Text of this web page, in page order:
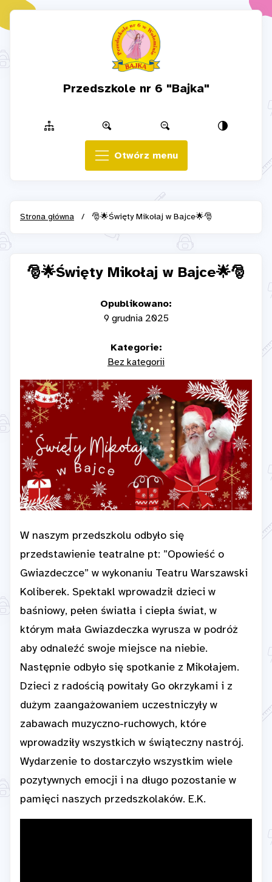
Przedszkole nr 6 "Bajka"
Otwórz menu
Strona główna / 🎅🌟Święty Mikołaj w Bajce🌟🎅
🎅🌟Święty Mikołaj w Bajce🌟🎅
Opublikowano:
9 grudnia 2025
Kategorie:
Bez kategorii
W naszym przedszkolu odbyło się
przedstawienie teatralne pt: ”Opowieść o
Gwiazdeczce” w wykonaniu Teatru Warszawski
Koliberek. Spektakl wprowadził dzieci w
baśniowy, pełen światła i ciepła świat, w
którym mała Gwiazdeczka wyrusza w podróż
aby odnaleźć swoje miejsce na niebie.
Następnie odbyło się spotkanie z Mikołajem.
Dzieci z radością powitały Go okrzykami i z
dużym zaangażowaniem uczestniczyły w
zabawach muzyczno-ruchowych, które
wprowadziły wszystkich w świąteczny nastrój.
Wydarzenie to dostarczyło wszystkim wiele
pozytywnych emocji i na długo pozostanie w
pamięci naszych przedszkolaków. E.K.